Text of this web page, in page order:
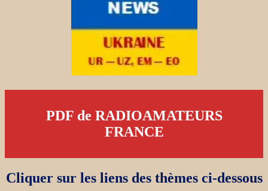
PDF de RADIOAMATEURS
FRANCE
Cliquer sur les liens des thèmes ci-dessous